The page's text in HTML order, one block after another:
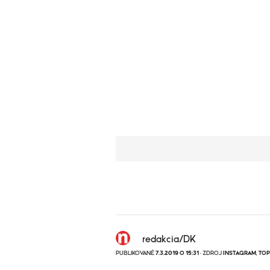
redakcia/DK
PUBLIKOVANÉ 7.3.2019 O 15:31 · ZDROJ INSTAGRAM